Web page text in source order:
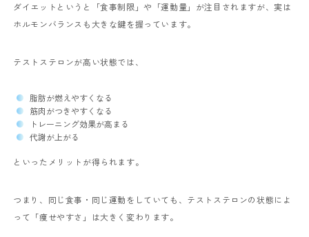
ダイエットというと「食事制限」や「運動量」が注目されますが、実は
ホルモンバランスも大きな鍵を握っています。
テストステロンが高い状態では、
脂肪が燃えやすくなる
筋肉がつきやすくなる
トレーニング効果が高まる
代謝が上がる
といったメリットが得られます。
つまり、同じ食事・同じ運動をしていても、テストステロンの状態によ
って「痩せやすさ」は大きく変わります。